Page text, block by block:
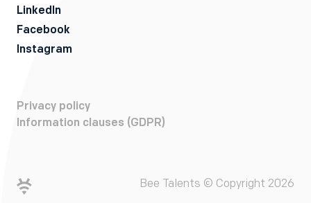
LinkedIn
Facebook
Instagram
Privacy policy
Information clauses (GDPR)
Bee Talents © Copyright 2026